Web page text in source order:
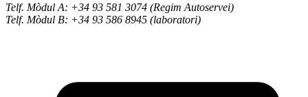
Telf. Mòdul A: +34 93 581 3074 (Regim Autoservei)
Telf. Mòdul B: +34 93 586 8945 (laboratori)